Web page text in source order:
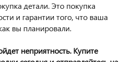
детали. Это покупка
и гарантии того, что ваша
вы планировали.
неприятность. Купите